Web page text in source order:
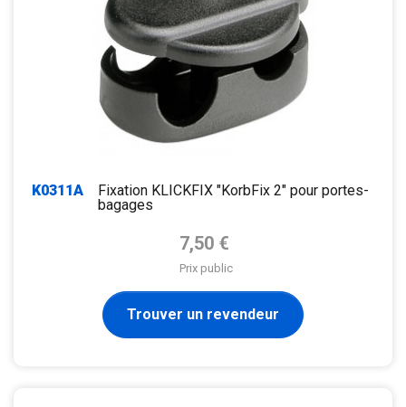
K0311A
Fixation KLICKFIX "KorbFix 2" pour portes-
bagages
Prix de base
7,50 €
Prix public
Trouver un revendeur